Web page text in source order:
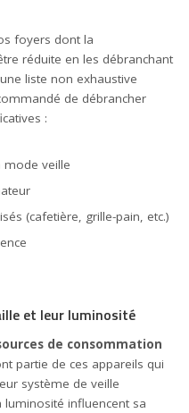
foyers dont la
réduite en les débranchant
liste non exhaustive
de débrancher
:
mode veille
(cafetière, grille-pain, etc.)
et leur luminosité
de consommation
partie de ces appareils qui
système de veille
luminosité influencent sa